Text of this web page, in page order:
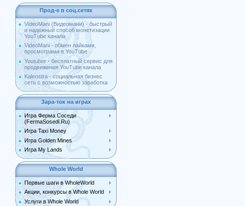
Прод-е в соц.сетях
VideoMani (Видеомани) - быстрый
и надежный способ монетизации
YouTube канала
VideoMani - обмен лайками,
просмотрами в YouTube
Youtuber - бесплатный сервис для
продвижения YouTube канала
Kaleostra - социальная бизнес
сеть с возможностью заработка
Зара-ток на играх
Игра Ферма Соседи
(FermaSosedi.Ru)
Игра Taxi Money
Игра Golden Mines
Игра My Lands
Whole World
Первые шаги в WholeWorld
Акции, конкурсы в Whole World
Услуги в Whole World